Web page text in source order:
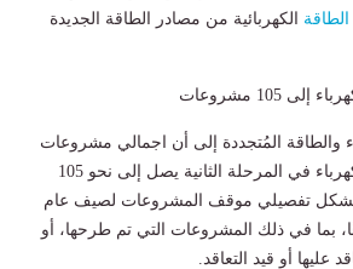
الطاقة الكهربائية من مصادر الطاقة الجديدة
105 مشروعات
والطاقة المُتجددة إلى أن اجمالي مشروعات
تدعيم الشبكة القومية للكهرباء في المرحلة الثانية يصل إلى نحو 105
تفصيلي موقف المشروعات لصيف عام
49 مشروعًا، بما في ذلك المشروعات التي تم طرحها، أو
عليها أو قيد التعاقد.